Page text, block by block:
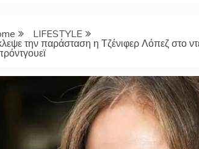
LIFESTYLE
την παράσταση η Τζένιφερ Λόπεζ στο